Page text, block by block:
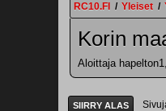
RC10.FI / Yleiset /
Korin
Aloittaja
SIIRRY ALAS